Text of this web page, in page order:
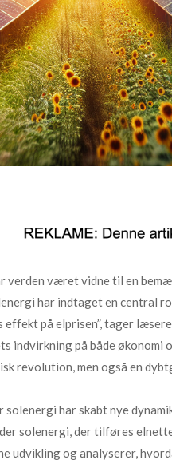
verden været vidne til en
har indtaget en central
effekt på elprisen”, tager
indvirkning på både
revolution, men også en
har skabt nye
solenergi, der tilføres
udvikling og analyserer,